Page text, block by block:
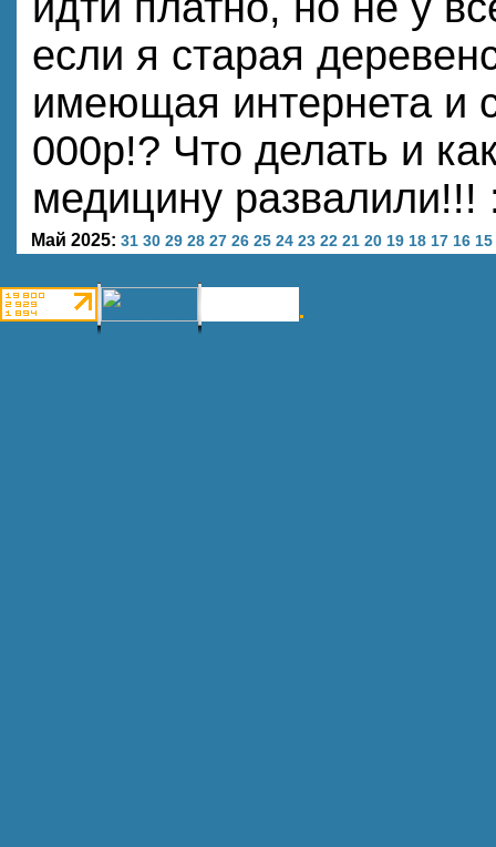
если я старая
имеющая интернета и
000р!? Что делать и
медицину развалили!!!
Май 2025: 31 30 29 28 27 26 25 24 23 22 21 20 19 18 17 16 15